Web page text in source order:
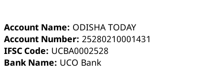
Account Name: ODISHA TODAY
Account Number: 25280210001431
IFSC Code: UCBA0002528
Bank Name: UCO Bank